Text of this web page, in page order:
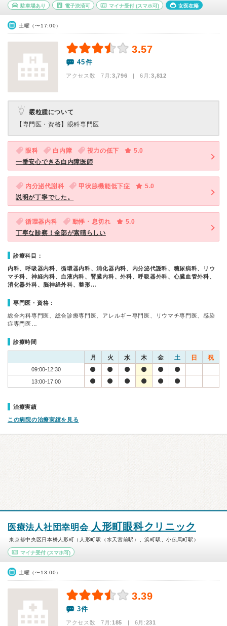
駐車場あり 電子決済可 マイナ受付 (スマホ可) 女医在籍
土曜（〜17:00）
3.57
45件
アクセス数 7月:3,796 | 6月:3,812
霰粒腫について
【専門医・資格】 眼科専門医
眼科 白内障 視力の低下
5.0
一番安心できる白内障医師
内分泌代謝科 甲状腺機能低下症
5.0
説明が丁寧でした。
循環器内科 動悸・息切れ
5.0
丁寧な診察！全部が素晴らしい
診療科目：
内科、呼吸器内科、循環器内科、消化器内科、内分泌代謝科、糖尿病科、リウ
マチ科、神経内科、血液内科、腎臓内科、外科、呼吸器外科、心臓血管外科、
消化器外科、脳神経外科、整形…
専門医・資格：
総合内科専門医、総合診療専門医、アレルギー専門医、リウマチ専門医、感染
症専門医…
診療時間
月 火 水 木 金 土 日 祝
09:00-12:30
13:00-17:00
治療実績
この病院の治療実績を見る
医療法人社団幸明会 人形町眼科クリニック
東京都中央区日本橋人形町（人形町駅（水天宮前駅）、浜町駅、小伝馬町駅）
マイナ受付 (スマホ可)
土曜（〜13:00）
3.39
3件
アクセス数 7月:185 | 6月:231